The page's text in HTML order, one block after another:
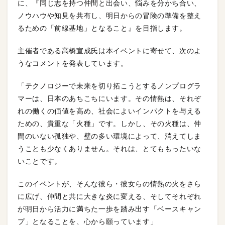
に、『同じ志を持つ仲間と出会い、悩みを分かち合い、
ノウハウや知見を共有し、明日からの冒険の準備を整え
るための「前線基地」となること』を目指します。
主催者である高橋宣成氏は本イベントに寄せて、次のよ
うなコメントを発表しています。
「テクノロジーで未来を切り拓こうとするノンプログラ
マーは、日本のあちこちにいます。その情熱は、それぞ
れの働くの価値を高め、社会によいインパクトを与える
ための、貴重な「火種」です。しかし、その火種は、仲
間のいない孤独や、壁の多い環境によって、消えてしま
うことも少なくありません。それは、とてももったいな
いことです。
このイベントが、そんな彼ら・彼女らの情熱の火をさら
に広げ、仲間と共に大きな炎に変える、そしてそれぞれ
が明日から活力に満ちた一歩を踏み出す「ベースキャン
プ」となることを、心から願っています」